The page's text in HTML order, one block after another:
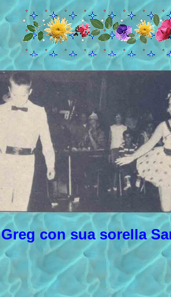
Greg con sua sorella